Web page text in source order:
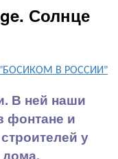
Солнце
"БОСИКОМ В РОССИИ"
В ней наши
фонтане и
у
дома.